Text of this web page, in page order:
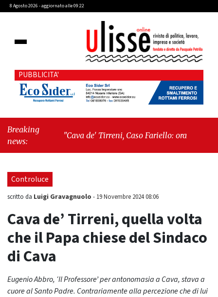
8 Agosto 2026 - aggiornato alle 09:22
PUBBLICITA'
Breaking
news:
"Cava de' Tirreni, Caso Fariello: ora torniamo ai
Controluce
scritto da Luigi Gravagnuolo - 19 Novembre 2024 08:06
Cava de’ Tirreni, quella volta
che il Papa chiese del Sindaco
di Cava
Eugenio Abbro, ‘Il Professore’ per antonomasia a Cava, stava a
cuore al Santo Padre. Contrariamente alla percezione che di lui